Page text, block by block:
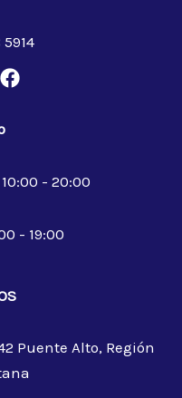
- 20:00
- 19:00
Puente Alto, Región